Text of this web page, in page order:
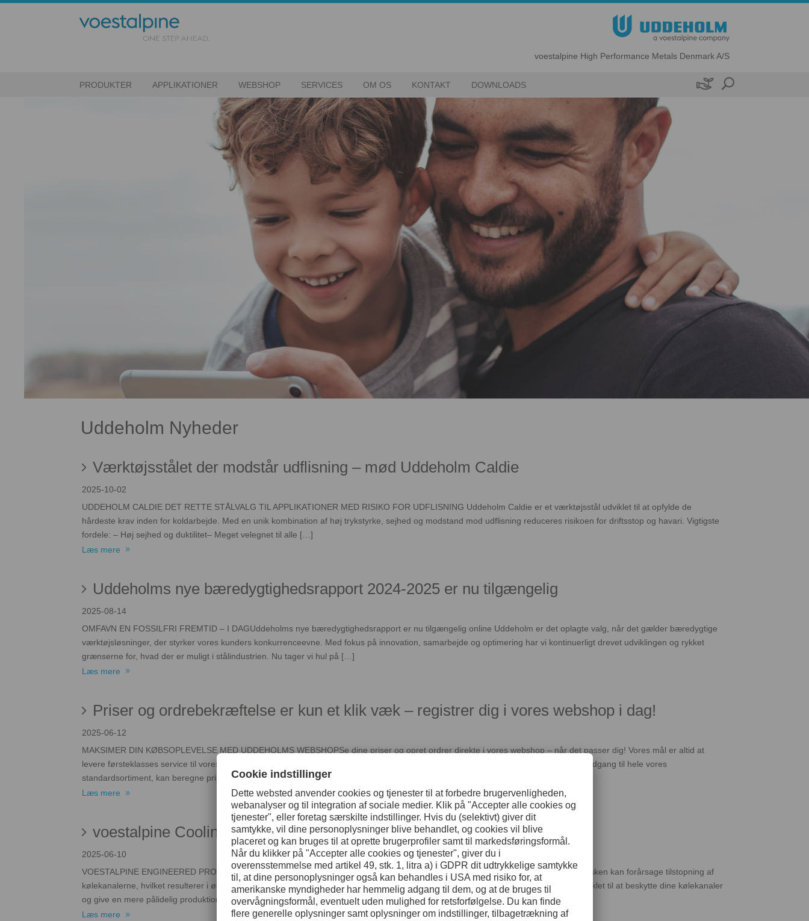
voestalpine High Performance Metals Denmark A/S
PRODUKTER APPLIKATIONER WEBSHOP SERVICES OM OS KONTAKT DOWNLOADS 
Uddeholm Nyheder
Værktøjsstålet der modstår udflisning – mød Uddeholm Caldie
2025-10-02
UDDEHOLM CALDIE DET RETTE STÅLVALG TIL APPLIKATIONER MED RISIKO FOR UDFLISNING Uddeholm Caldie er et værktøjsstål udviklet til at opfylde de
hårdeste krav inden for koldarbejde. Med en unik kombination af høj trykstyrke, sejhed og modstand mod udflisning reduceres risikoen for driftsstop og havari. Vigtigste
fordele: – Høj sejhed og duktilitet– Meget velegnet til alle […]
Læs mere
Uddeholms nye bæredygtighedsrapport 2024-2025 er nu tilgængelig
2025-08-14
OMFAVN EN FOSSILFRI FREMTID – I DAGUddeholms nye bæredygtighedsrapport er nu tilgængelig online Uddeholm er det oplagte valg, når det gælder bæredygtige
værktøjsløsninger, der styrker vores kunders konkurrenceevne. Med fokus på innovation, samarbejde og optimering har vi kontinuerligt drevet udviklingen og rykket
grænserne for, hvad der er muligt i stålindustrien. Nu tager vi hul på […]
Læs mere
Priser og ordrebekræftelse er kun et klik væk – registrer dig i vores webshop i dag!
2025-06-12
MAKSIMER DIN KØBSOPLEVELSE MED UDDEHOLMS WEBSHOPSe dine priser og opret ordrer direkte i vores webshop – når det passer dig! Vores mål er altid at
levere førsteklasses service til vores kunder. Med Uddeholms webshop øger vi vores tilgængelighed, da du som webshop-bruger får adgang til hele vores
standardsortiment, kan beregne priser, oprette tilbud og bestille […]
Læs mere
voestalpine Cooling Liquid Filter – Modvirker tilstopning af kølekanaler
2025-06-10
VOESTALPINE ENGINEERED PRODUCTSvoestalpine Cooling Liquid Filter – Modvirker tilstopning af kølekanaler Urenheder i kølevæsken kan forårsage tilstopning af
kølekanalerne, hvilket resulterer i øget cyklustid og produktionsstop for vedligehold. voestalpines Cooling Liquid Filter CLF-100 er udviklet til at beskytte dine kølekanaler
og give en mere pålidelig produktion. Det stjerneformede filter giver en enestående filtreringsydelse og […]
Læs mere